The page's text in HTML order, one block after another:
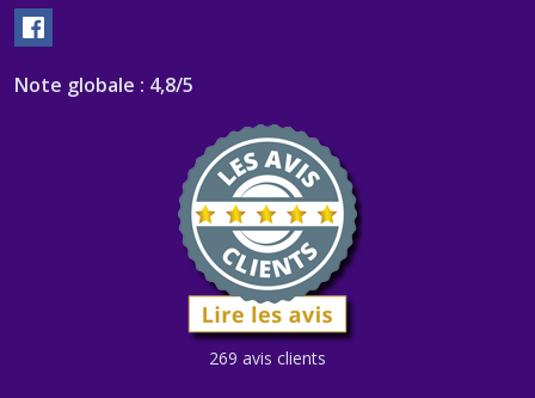
Note globale : 4,8/5
269 avis clients